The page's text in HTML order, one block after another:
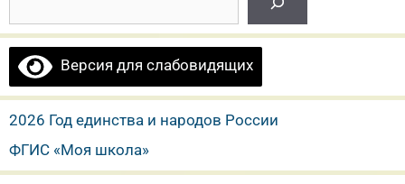
Версия для слабовидящих
2026 Год единства и народов России
ФГИС «Моя школа»